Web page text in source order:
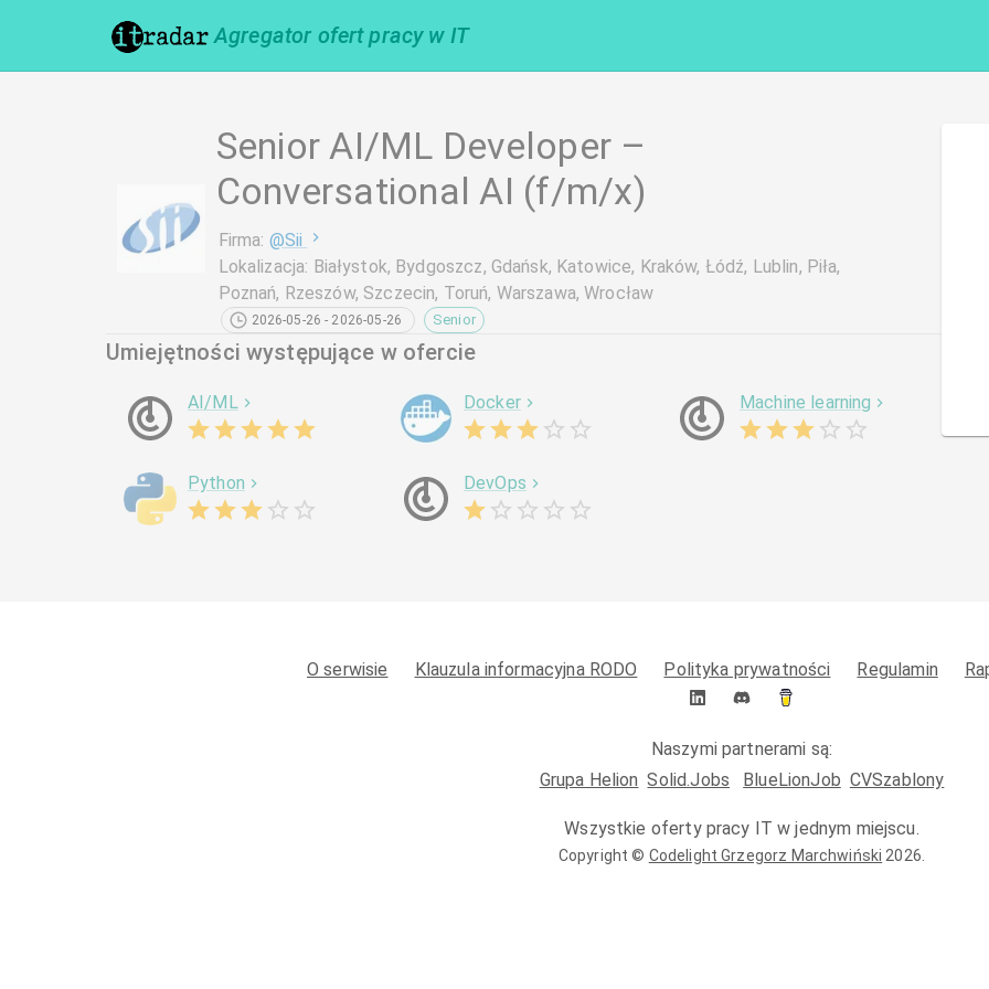
Agregator ofert pracy w IT
Senior AI/ML Developer –
Conversational AI (f/m/x)
Firma: @Sii
Lokalizacja: Białystok, Bydgoszcz, Gdańsk, Katowice, Kraków, Łódź, Lublin, Piła,
Poznań, Rzeszów, Szczecin, Toruń, Warszawa, Wrocław
2026-05-26 - 2026-05-26 Senior
Umiejętności występujące w ofercie
AI/ML Docker Machine learning
Python DevOps
O serwisie Klauzula informacyjna RODO Polityka prywatności Regulamin
Naszymi partnerami są:
Grupa Helion Solid.Jobs BlueLionJob CVSzablony
Wszystkie oferty pracy IT w jednym miejscu.
Copyright © Codelight Grzegorz Marchwiński 2026